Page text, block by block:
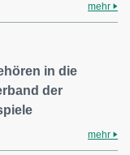
mehr
in die
der
mehr